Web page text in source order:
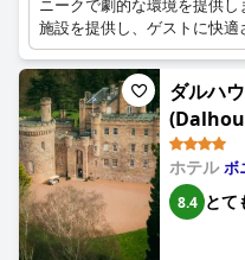
ニークで劇的な環境を提供
施設を提供し、ゲストに快
ています。
ダルハ
ホテルボ
8.4 とて